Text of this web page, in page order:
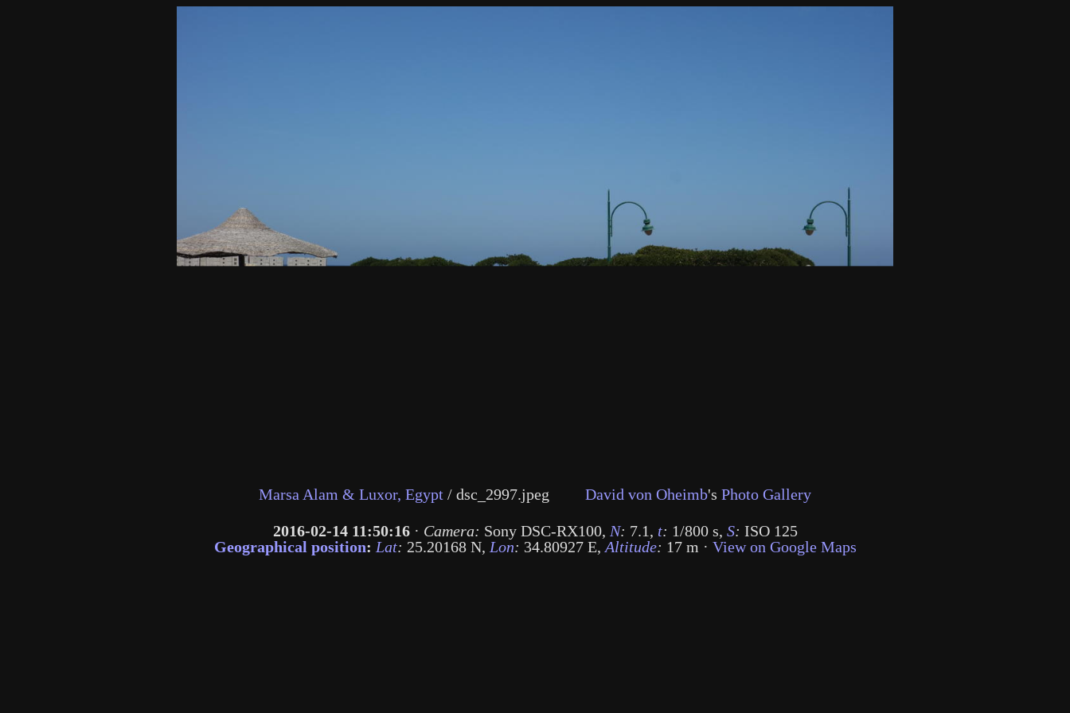
Marsa Alam & Luxor, Egypt / dsc_2997.jpeg David von Oheimb's Photo Gallery
2016-02-14 11:50:16· Camera: Sony DSC-RX100, N: 7.1, t: 1/800 s, S: ISO 125
Geographical position: Lat: 25.20168 N, Lon: 34.80927 E, Altitude: 17 m · View on Google Maps